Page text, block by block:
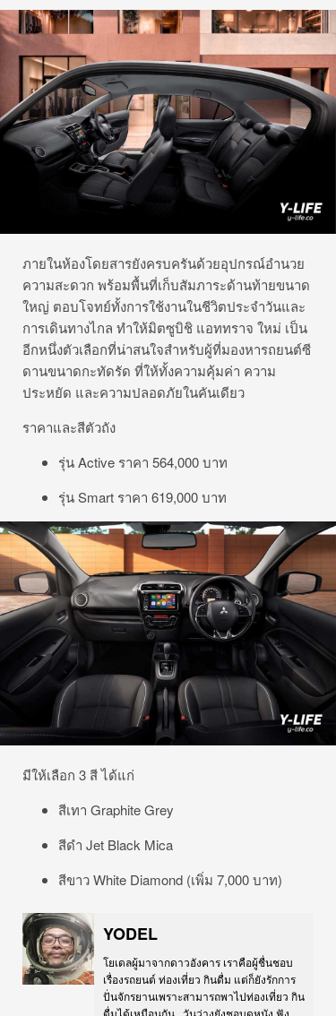
ภายในห้องโดยสารยังครบครันด้วยอุปกรณ์อำนวย
ความสะดวก พร้อมพื้นที่เก็บสัมภาระด้านท้ายขนาด
ใหญ่ ตอบโจทย์ทั้งการใช้งานในชีวิตประจำวันและ
การเดินทางไกล ทำให้มิตซูบิชิ แอททราจ ใหม่ เป็น
อีกหนึ่งตัวเลือกที่น่าสนใจสำหรับผู้ที่มองหารถยนต์ซี
ดานขนาดกะทัดรัด ที่ให้ทั้งความคุ้มค่า ความ
ประหยัด และความปลอดภัยในคันเดียว
ราคาและสีตัวถัง
รุ่น Active ราคา 564,000 บาท
รุ่น Smart ราคา 619,000 บาท
มีให้เลือก 3 สี ได้แก่
สีเทา Graphite Grey
สีดำ Jet Black Mica
สีขาว White Diamond (เพิ่ม 7,000 บาท)
YODEL
โยเดลผู้มาจากดาวอังคาร เราคือผู้ชื่นชอบ
เรื่องรถยนต์ ท่องเที่ยว กินดื่ม แต่ก็ยังรักการ
ปั่นจักรยานเพราะสามารถพาไปท่องเที่ยว กิน